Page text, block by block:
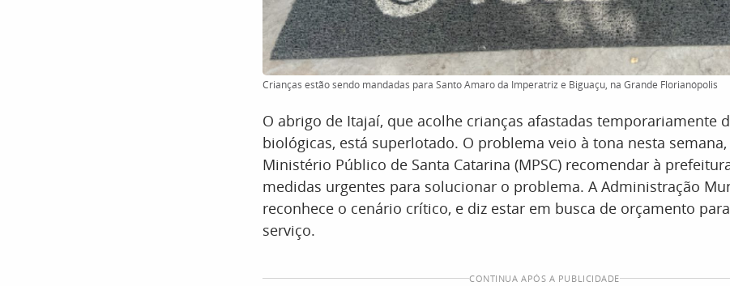
Crianças estão sendo mandadas para Santo Amaro da Imperatriz e Biguaçu, na Grande Florianópolis
O abrigo de Itajaí, que acolhe crianças afastadas temporariamente
biológicas, está superlotado. O problema veio à tona nesta
Ministério Público de Santa Catarina (MPSC) recomendar à
medidas urgentes para solucionar o problema. A Administração
reconhece o cenário crítico, e diz estar em busca de orçamento
serviço.
CONTINUA APÓS A PUBLICIDADE